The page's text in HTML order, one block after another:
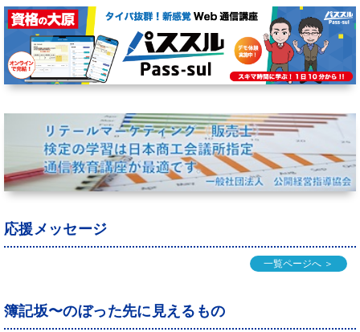
応援メッセージ
一覧ページへ ＞
簿記坂〜のぼった先に見えるもの